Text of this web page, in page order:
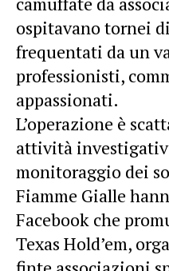
ospitavano tornei
frequentati da un
professionisti,
appassionati.
L’operazione è
attività
monitoraggio dei
Fiamme Gialle
Facebook che
Texas Hold’em,